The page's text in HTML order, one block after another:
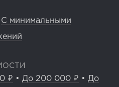
С минимальными
₽ • До 200 000 ₽ • До